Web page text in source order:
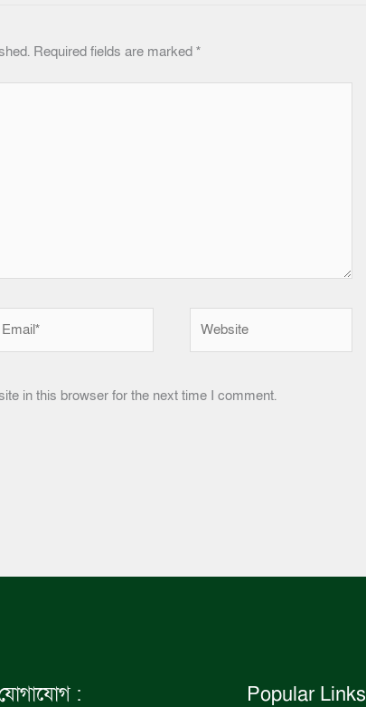
Required fields are marked *
in this browser for the next time I comment.
: Popular Links